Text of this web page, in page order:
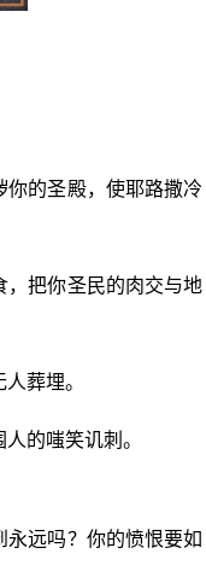
的圣殿，使耶路撒冷
，把你圣民的肉交与地
葬埋。
的嗤笑讥刺。
永远吗？你的愤恨要如